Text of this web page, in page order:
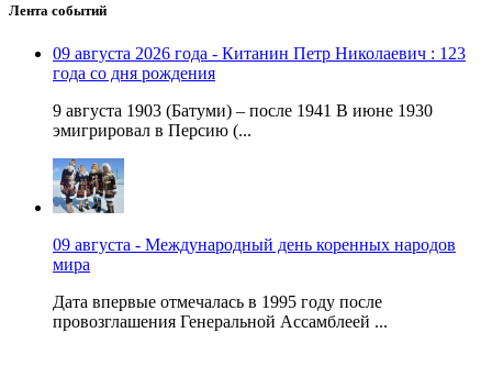
Лента событий
09 августа 2026 года - Китанин Петр Николаевич : 123
года со дня рождения
9 августа 1903 (Батуми) – после 1941 В июне 1930
эмигрировал в Персию (...
09 августа - Международный день коренных народов
мира
Дата впервые отмечалась в 1995 году после
провозглашения Генеральной Ассамблеей ...